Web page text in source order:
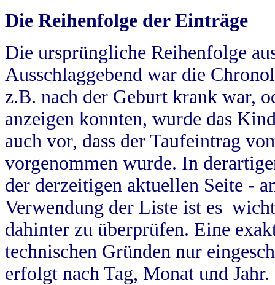
Die Reihenfolge der Einträge
Die ursprüngliche Reihenfolge
Ausschlaggebend war die
z.B. nach der Geburt krank war,
anzeigen konnten, wurde das
auch vor, dass der Taufeintrag
vorgenommen wurde. In
der derzeitigen aktuellen Seite -
Verwendung der Liste ist es
dahinter zu überprüfen. Eine
technischen Gründen nur
erfolgt nach Tag, Monat und Jahr.